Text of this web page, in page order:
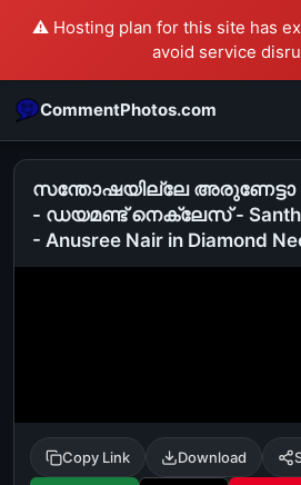
⚠️ Hosting plan for this site has
avoid service
CommentPhotos.com
സന്തോഷയില്ലേ
- ഡയമണ്ട് നെക്ലേസ് -
- Anusree Nair in Diamond
Copy Link Download